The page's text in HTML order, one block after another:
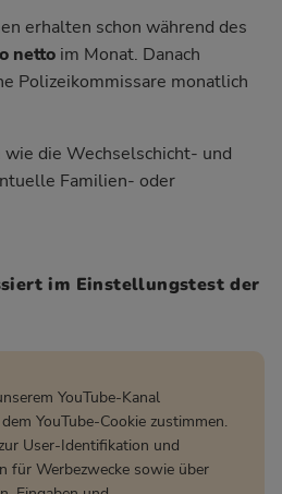
erhalten schon während des
netto im Monat. Danach
Polizeikommissare monatlich
wie die Wechselschicht- und
Familien- oder
im Einstellungstest der
YouTube-Kanal
YouTube-Cookie zustimmen.
User-Identifikation und
für Werbezwecke sowie über